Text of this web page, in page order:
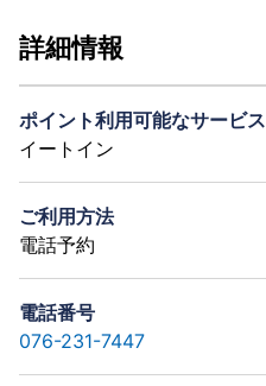
詳細情報
ポイント利用可能なサービス
イートイン
ご利用方法
電話予約
電話番号
076-231-7447